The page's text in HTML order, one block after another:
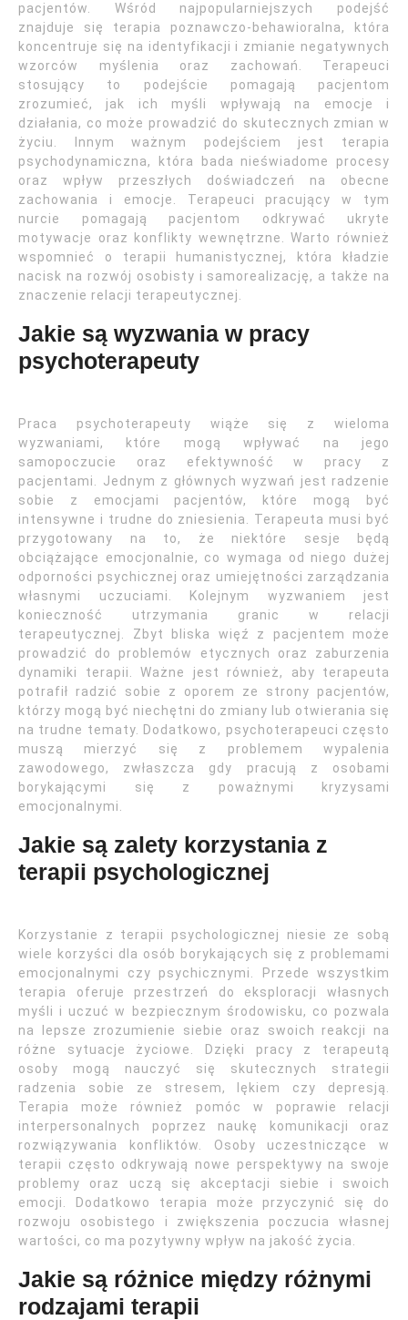
pacjentów. Wśród najpopularniejszych podejść
znajduje się terapia poznawczo-behawioralna, która
koncentruje się na identyfikacji i zmianie negatywnych
wzorców myślenia oraz zachowań. Terapeuci
stosujący to podejście pomagają pacjentom
zrozumieć, jak ich myśli wpływają na emocje i
działania, co może prowadzić do skutecznych zmian w
życiu. Innym ważnym podejściem jest terapia
psychodynamiczna, która bada nieświadome procesy
oraz wpływ przeszłych doświadczeń na obecne
zachowania i emocje. Terapeuci pracujący w tym
nurcie pomagają pacjentom odkrywać ukryte
motywacje oraz konflikty wewnętrzne. Warto również
wspomnieć o terapii humanistycznej, która kładzie
nacisk na rozwój osobisty i samorealizację, a także na
znaczenie relacji terapeutycznej.
Jakie są wyzwania w pracy
psychoterapeuty
Praca psychoterapeuty wiąże się z wieloma
wyzwaniami, które mogą wpływać na jego
samopoczucie oraz efektywność w pracy z
pacjentami. Jednym z głównych wyzwań jest radzenie
sobie z emocjami pacjentów, które mogą być
intensywne i trudne do zniesienia. Terapeuta musi być
przygotowany na to, że niektóre sesje będą
obciążające emocjonalnie, co wymaga od niego dużej
odporności psychicznej oraz umiejętności zarządzania
własnymi uczuciami. Kolejnym wyzwaniem jest
konieczność utrzymania granic w relacji
terapeutycznej. Zbyt bliska więź z pacjentem może
prowadzić do problemów etycznych oraz zaburzenia
dynamiki terapii. Ważne jest również, aby terapeuta
potrafił radzić sobie z oporem ze strony pacjentów,
którzy mogą być niechętni do zmiany lub otwierania się
na trudne tematy. Dodatkowo, psychoterapeuci często
muszą mierzyć się z problemem wypalenia
zawodowego, zwłaszcza gdy pracują z osobami
borykającymi się z poważnymi kryzysami
emocjonalnymi.
Jakie są zalety korzystania z
terapii psychologicznej
Korzystanie z terapii psychologicznej niesie ze sobą
wiele korzyści dla osób borykających się z problemami
emocjonalnymi czy psychicznymi. Przede wszystkim
terapia oferuje przestrzeń do eksploracji własnych
myśli i uczuć w bezpiecznym środowisku, co pozwala
na lepsze zrozumienie siebie oraz swoich reakcji na
różne sytuacje życiowe. Dzięki pracy z terapeutą
osoby mogą nauczyć się skutecznych strategii
radzenia sobie ze stresem, lękiem czy depresją.
Terapia może również pomóc w poprawie relacji
interpersonalnych poprzez naukę komunikacji oraz
rozwiązywania konfliktów. Osoby uczestniczące w
terapii często odkrywają nowe perspektywy na swoje
problemy oraz uczą się akceptacji siebie i swoich
emocji. Dodatkowo terapia może przyczynić się do
rozwoju osobistego i zwiększenia poczucia własnej
wartości, co ma pozytywny wpływ na jakość życia.
Jakie są różnice między różnymi
rodzajami terapii